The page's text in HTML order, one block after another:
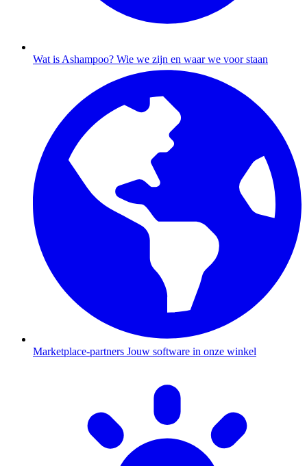
Wat is Ashampoo? Wie we zijn en waar we voor staan
Marketplace-partners Jouw software in onze winkel